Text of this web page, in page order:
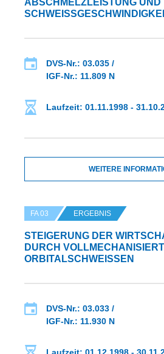
BSCHMELZLEISTUNG UND S
CHWEISSGESCHWINDIGKEIT
DVS-Nr.: 03.035 /
IGF-Nr.: 11.809 N
Laufzeit: 01.11.1998 -
WEITERE
FA 03 ERGEBNIS
STEIGERUNG DER
DURCH
ORBITALSCHWEISSEN
DVS-Nr.: 03.033 /
IGF-Nr.: 11.930 N